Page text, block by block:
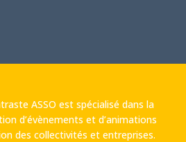
ASSO est spécialisé dans la
d’évènements et d’animations
des collectivités et entreprises.